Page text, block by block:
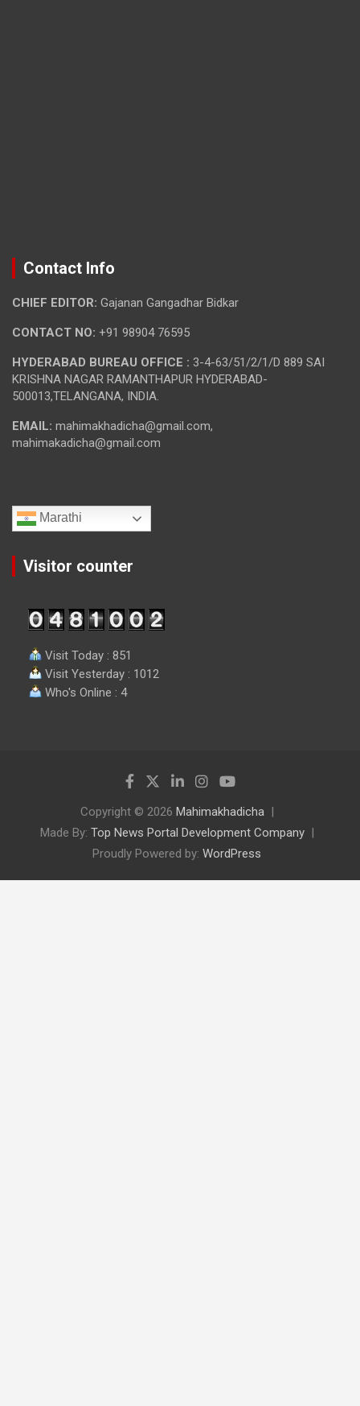
Contact Info
CHIEF EDITOR: Gajanan Gangadhar Bidkar
CONTACT NO: +91 98904 76595
HYDERABAD BUREAU OFFICE : 3-4-63/51/2/1/D 889 SAI
KRISHNA NAGAR RAMANTHAPUR HYDERABAD-
500013,TELANGANA, INDIA.
EMAIL: mahimakhadicha@gmail.com,
mahimakadicha@gmail.com
Marathi
Visitor counter
Visit Today : 851
Visit Yesterday : 1012
Who's Online : 4
Copyright © 2026 Mahimakhadicha
Made By: Top News Portal Development Company
Proudly Powered by: WordPress